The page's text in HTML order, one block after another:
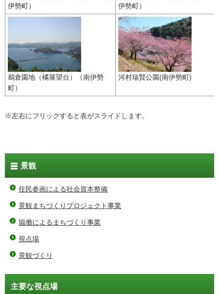
伊勢町）
伊勢町）
鵜倉園地（橘展望台）（南伊勢
町）
河村瑞賢公園(南伊勢町)
※左右にフリックすると表がスライドします。
景観
住民参画による社会資本整備
景観まちづくりプロジェクト事業
協働によるまちづくり事業
視点場
景観づくり
主要な視点場